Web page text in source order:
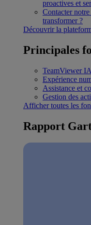
proactives et
Contacter
transformer ?
Découvrir la
Principales
TeamViewer IA
Expérience
Assistance et
Gestion des
Afficher toutes les
Rapport